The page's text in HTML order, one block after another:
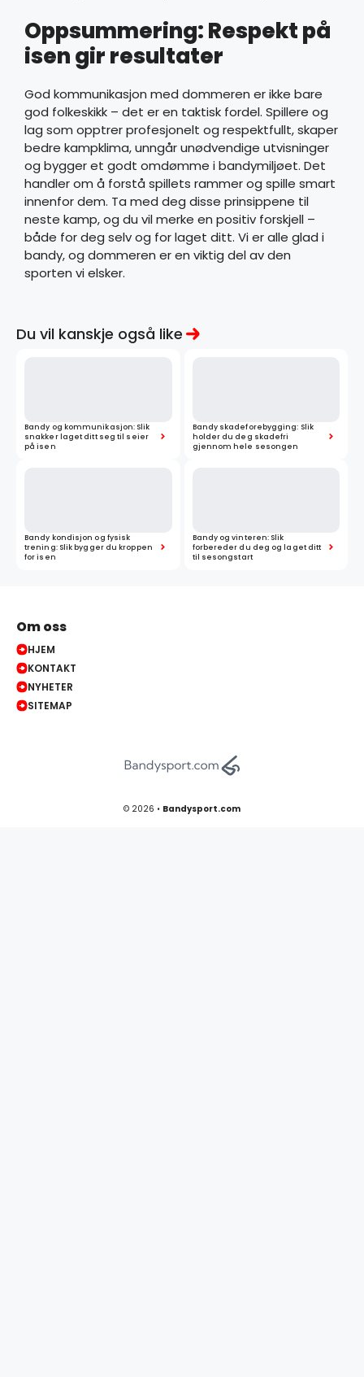
Oppsummering: Respekt på
isen gir resultater
God kommunikasjon med dommeren er ikke bare
god folkeskikk – det er en taktisk fordel. Spillere og
lag som opptrer profesjonelt og respektfullt, skaper
bedre kampklima, unngår unødvendige utvisninger
og bygger et godt omdømme i bandymiljøet. Det
handler om å forstå spillets rammer og spille smart
innenfor dem. Ta med deg disse prinsippene til
neste kamp, og du vil merke en positiv forskjell –
både for deg selv og for laget ditt. Vi er alle glad i
bandy, og dommeren er en viktig del av den
sporten vi elsker.
Du vil kanskje også like
Bandy og kommunikasjon: Slik
snakker laget ditt seg til seier
på isen
Bandy skadeforebygging: Slik
holder du deg skadefri
gjennom hele sesongen
Bandy kondisjon og fysisk
trening: Slik bygger du kroppen
for isen
Bandy og vinteren: Slik
forbereder du deg og laget ditt
til sesongstart
Om oss
HJEM
KONTAKT
NYHETER
SITEMAP
© 2026 • Bandysport.com